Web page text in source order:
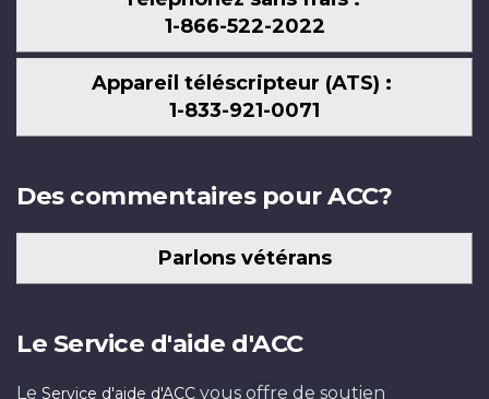
1-866-522-2022
Appareil téléscripteur (ATS) :
1-833-921-0071
Des commentaires pour ACC?
Parlons vétérans
Le Service d'aide d'ACC
Le Service d'aide d'ACC vous offre de soutien